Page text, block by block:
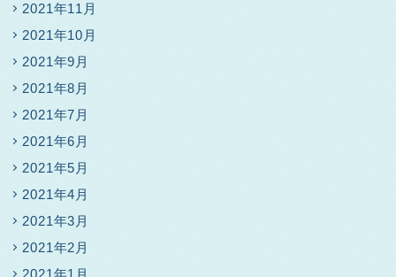
2021年11月
2021年10月
2021年9月
2021年8月
2021年7月
2021年6月
2021年5月
2021年4月
2021年3月
2021年2月